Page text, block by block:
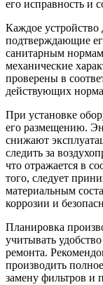
его исправность и
Каждое
подтверждающие
санитарным
механические
проверены в
действующих
При установке
его размещению.
снижают
следить за
что отражается в
того, следует
материальным
коррозии и
Планировка
учитывать
ремонта.
производить
замену фильтров и